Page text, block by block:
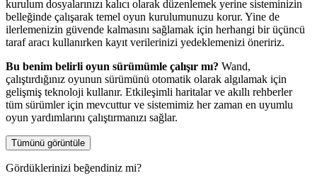
kurulum dosyalarınızı kalıcı olarak düzenlemek yerine sisteminizin
belleğinde çalışarak temel oyun kurulumunuzu korur. Yine de
ilerlemenizin güvende kalmasını sağlamak için herhangi bir üçüncü
taraf aracı kullanırken kayıt verilerinizi yedeklemenizi öneririz.
Bu benim belirli oyun sürümümle çalışır mı? Wand,
çalıştırdığınız oyunun sürümünü otomatik olarak algılamak için
gelişmiş teknoloji kullanır. Etkileşimli haritalar ve akıllı rehberler
tüm sürümler için mevcuttur ve sistemimiz her zaman en uyumlu
oyun yardımlarını çalıştırmanızı sağlar.
Tümünü görüntüle
Gördüklerinizi beğendiniz mi?